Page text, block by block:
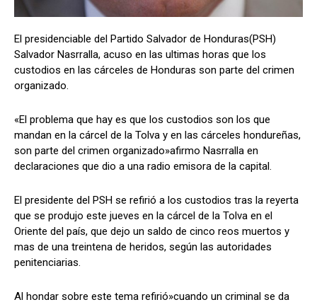
Comparta
Facebook X WhatsApp
Síganos
Comparta
Facebook X WhatsApp
Síganos
El presidenciable del Partido Salvador de Honduras(PSH)
Salvador Nasrralla, acuso en las ultimas horas que los
custodios en las cárceles de Honduras son parte del crimen
organizado.
«El problema que hay es que los custodios son los que
mandan en la cárcel de la Tolva y en las cárceles hondureñas,
son parte del crimen organizado»afirmo Nasrralla en
declaraciones que dio a una radio emisora de la capital.
El presidente del PSH se refirió a los custodios tras la reyerta
que se produjo este jueves en la cárcel de la Tolva en el
Oriente del país, que dejo un saldo de cinco reos muertos y
mas de una treintena de heridos, según las autoridades
penitenciarias.
Al hondar sobre este tema refirió»cuando un criminal se da